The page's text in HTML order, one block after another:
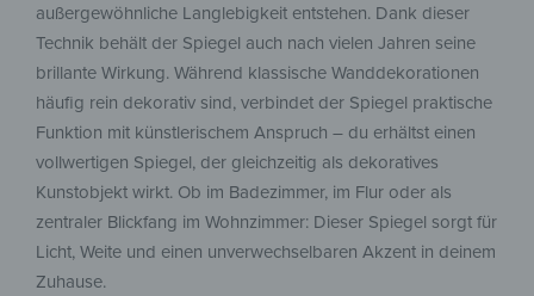
außergewöhnliche Langlebigkeit entstehen. Dank dieser
Technik behält der Spiegel auch nach vielen Jahren seine
brillante Wirkung. Während klassische Wanddekorationen
häufig rein dekorativ sind, verbindet der Spiegel praktische
Funktion mit künstlerischem Anspruch – du erhältst einen
vollwertigen Spiegel, der gleichzeitig als dekoratives
Kunstobjekt wirkt. Ob im Badezimmer, im Flur oder als
zentraler Blickfang im Wohnzimmer: Dieser Spiegel sorgt für
Licht, Weite und einen unverwechselbaren Akzent in deinem
Zuhause.